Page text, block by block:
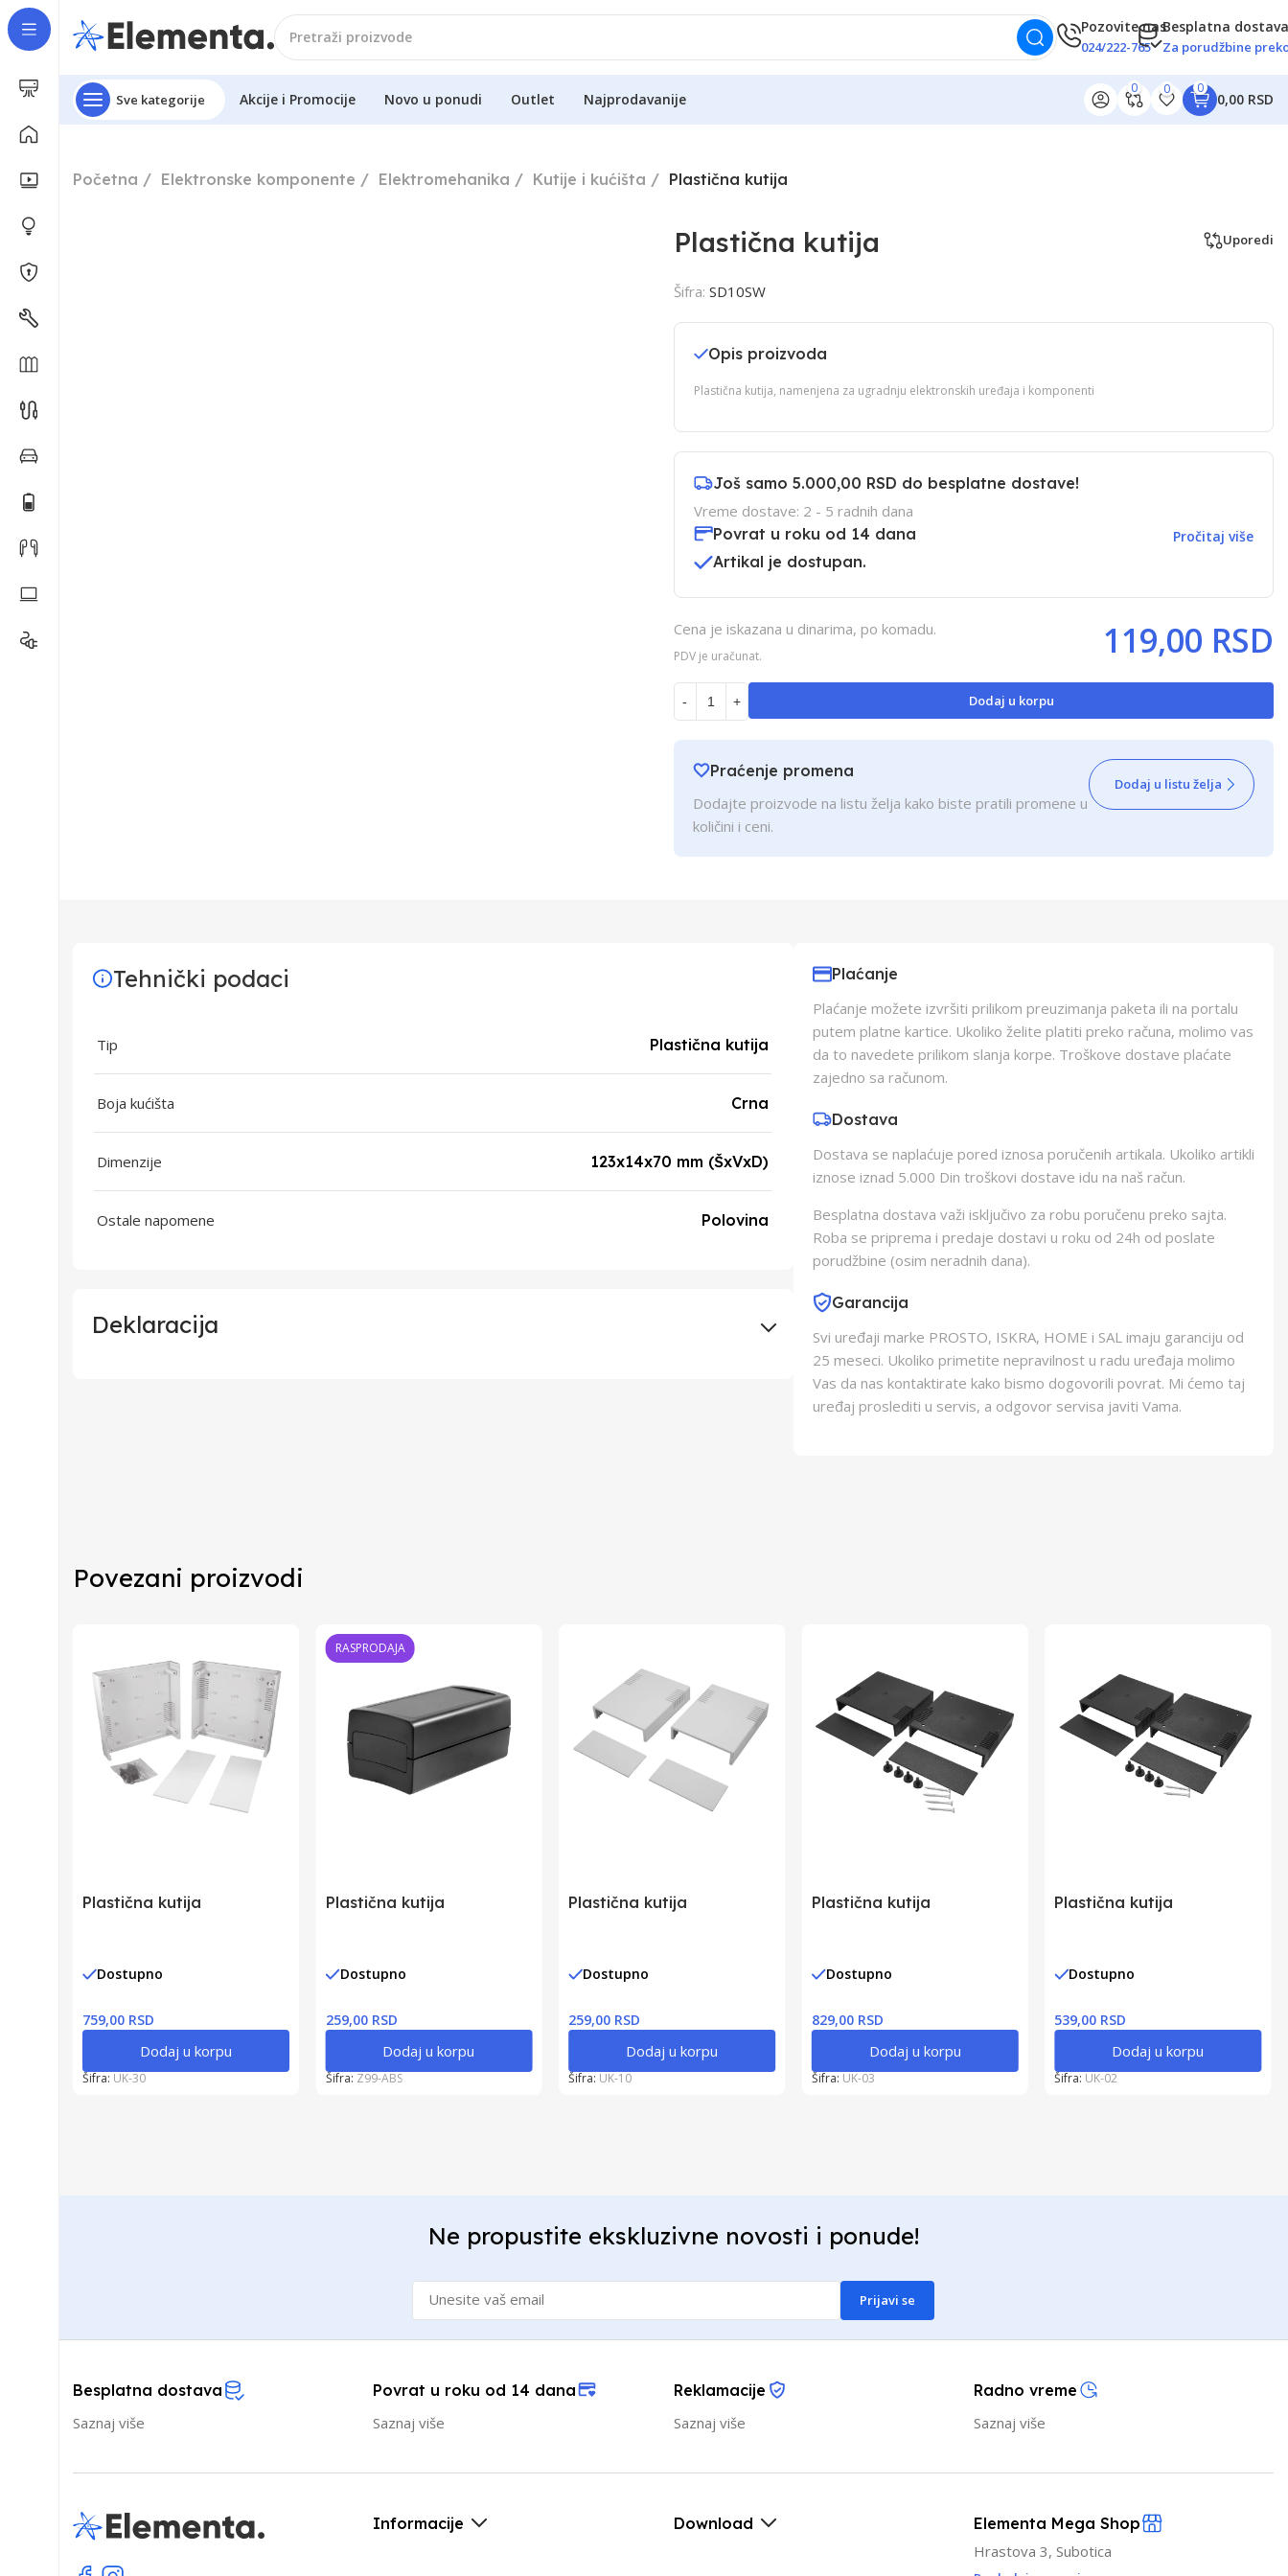
Pozovite nas
024/222-765
Besplatna
Za porudžbine
Sve kategorije Akcije i Promocije Novo u ponudi Outlet Najprodavanije
0 0 0
0,00 RSD
Početna Elektronske komponente Elektromehanika Kutije i kućišta Plastična kutija
Plastična kutija Uporedi
Šifra: SD10SW
Opis proizvoda
Plastična kutija, namenjena za ugradnju elektronskih uređaja i komponenti
Još samo 5.000,00 RSD do besplatne dostave!
Vreme dostave: 2 - 5 radnih dana
Povrat u roku od 14 dana
Pročitaj više
Artikal je dostupan.
Cena je iskazana u dinarima, po komadu.
PDV je uračunat. 119,00 RSD
- + Dodaj u korpu
Praćenje promena
Dodajte proizvode na listu želja kako biste pratili promene u
količini i ceni.
Dodaj u listu želja
Tehnički podaci
Tip Plastična kutija
Boja kućišta Crna
Dimenzije 123x14x70 mm (ŠxVxD)
Ostale napomene Polovina
Deklaracija
Zemlja Uvoza
Plaćanje
Plaćanje možete izvršiti prilikom preuzimanja paketa ili na portalu
putem platne kartice. Ukoliko želite platiti preko računa, molimo vas
da to navedete prilikom slanja korpe. Troškove dostave plaćate
zajedno sa računom.
Dostava
Dostava se naplaćuje pored iznosa poručenih artikala. Ukoliko artikli
iznose iznad 5.000 Din troškovi dostave idu na naš račun.
Besplatna dostava važi isključivo za robu poručenu preko sajta.
Roba se priprema i predaje dostavi u roku od 24h od poslate
porudžbine (osim neradnih dana).
Garancija
Svi uređaji marke PROSTO, ISKRA, HOME i SAL imaju garanciju od
25 meseci. Ukoliko primetite nepravilnost u radu uređaja molimo
Vas da nas kontaktirate kako bismo dogovorili povrat. Mi ćemo taj
uređaj proslediti u servis, a odgovor servisa javiti Vama.
Povezani proizvodi
Plastična kutija
Dostupno
759,00 RSD
Dodaj u korpu
Šifra: UK-30
RASPRODAJA
Plastična kutija
Dostupno
259,00 RSD
Dodaj u korpu
Šifra: Z99-ABS
Plastična kutija
Dostupno
259,00 RSD
Dodaj u korpu
Šifra: UK-10
Plastična kutija
Dostupno
829,00 RSD
Dodaj u korpu
Šifra: UK-03
Plastična kutija
Dostupno
539,00 RSD
Dodaj u korpu
Šifra: UK-02
Ne propustite ekskluzivne novosti i ponude!
Prijavi se
Besplatna dostava
Saznaj više
Povrat u roku od 14 dana
Saznaj više
Reklamacije
Saznaj više
Radno vreme
Saznaj više
Informacije Download
Elementa Mega Shop
Hrastova 3, Subotica